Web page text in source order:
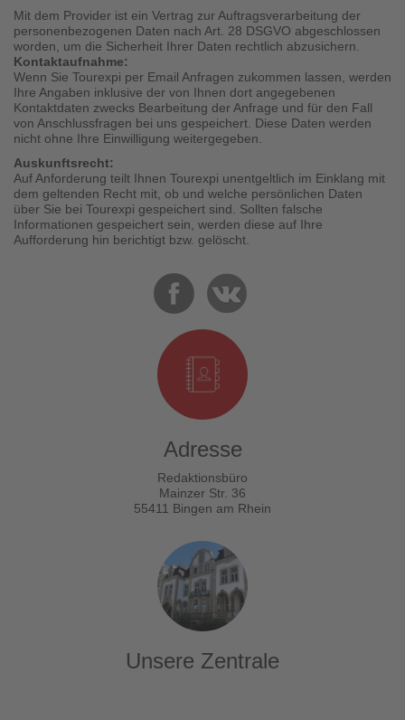
Mit dem Provider ist ein Vertrag zur Auftragsverarbeitung der
personenbezogenen Daten nach Art. 28 DSGVO abgeschlossen
worden, um die Sicherheit Ihrer Daten rechtlich abzusichern.
Kontaktaufnahme:
Wenn Sie Tourexpi per Email Anfragen zukommen lassen, werden
Ihre Angaben inklusive der von Ihnen dort angegebenen
Kontaktdaten zwecks Bearbeitung der Anfrage und für den Fall
von Anschlussfragen bei uns gespeichert. Diese Daten werden
nicht ohne Ihre Einwilligung weitergegeben.
Auskunftsrecht:
Auf Anforderung teilt Ihnen Tourexpi unentgeltlich im Einklang mit
dem geltenden Recht mit, ob und welche persönlichen Daten
über Sie bei Tourexpi gespeichert sind. Sollten falsche
Informationen gespeichert sein, werden diese auf Ihre
Aufforderung hin berichtigt bzw. gelöscht.
Adresse
Redaktionsbüro
Mainzer Str. 36
55411 Bingen am Rhein
Unsere Zentrale